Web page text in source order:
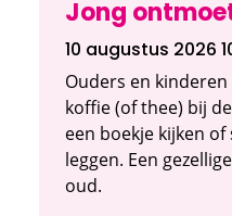
Jong
10 augustus 2026
Ouders en
koffie (of thee) bij
een boekje kijken
leggen. Een
oud.